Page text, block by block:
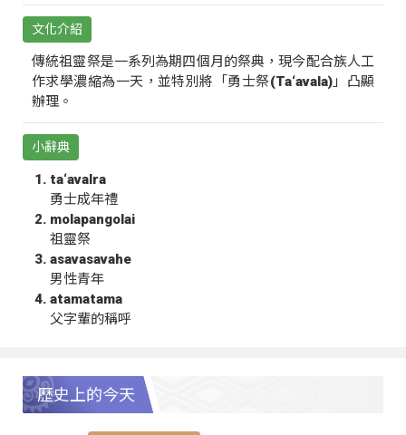
文化介紹
傳統祖靈祭是一系列為期四個月的祭典，現今配合族人工
作求學濃縮為一天，並特別將「勇士祭(Ta‘avala)」凸顯
辦理。
小辭典
ta‘avalra
勇士成年禮
molapangolai
祖靈祭
asavasavahe
男性青年
atamatama
父字輩的稱呼
歷史上的今天